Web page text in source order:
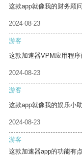
这款app就像我的财务顾
2024-08-23
游客
这款加速器VPM应用程序
2024-08-23
游客
这款app就像我的娱乐小
2024-08-23
游客
这款加速器app的功能有